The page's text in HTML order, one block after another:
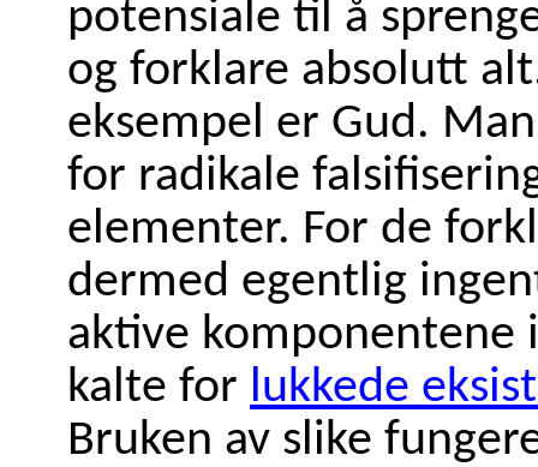
potensiale til å
og forklare absolutt
eksempel er Gud.
for radikale
elementer. For de
dermed egentlig
aktive komponentene
kalte for lukkede
Bruken av slike